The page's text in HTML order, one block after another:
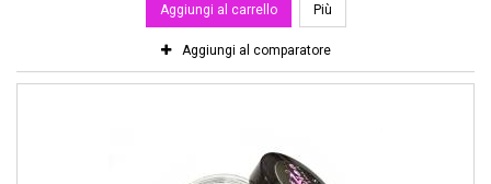
Aggiungi al carrello Più
Aggiungi al comparatore